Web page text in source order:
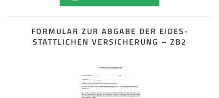
FORMULAR ZUR ABGABE DER EIDES­
STATTLICHEN VERSICHERUNG – ZB2